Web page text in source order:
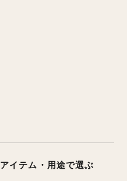
アイテム・用途で選ぶ